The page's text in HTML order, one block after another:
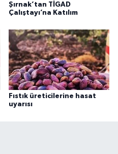
Şırnak’tan TİGAD
Çalıştayı’na Katılım
Fıstık üreticilerine hasat
uyarısı